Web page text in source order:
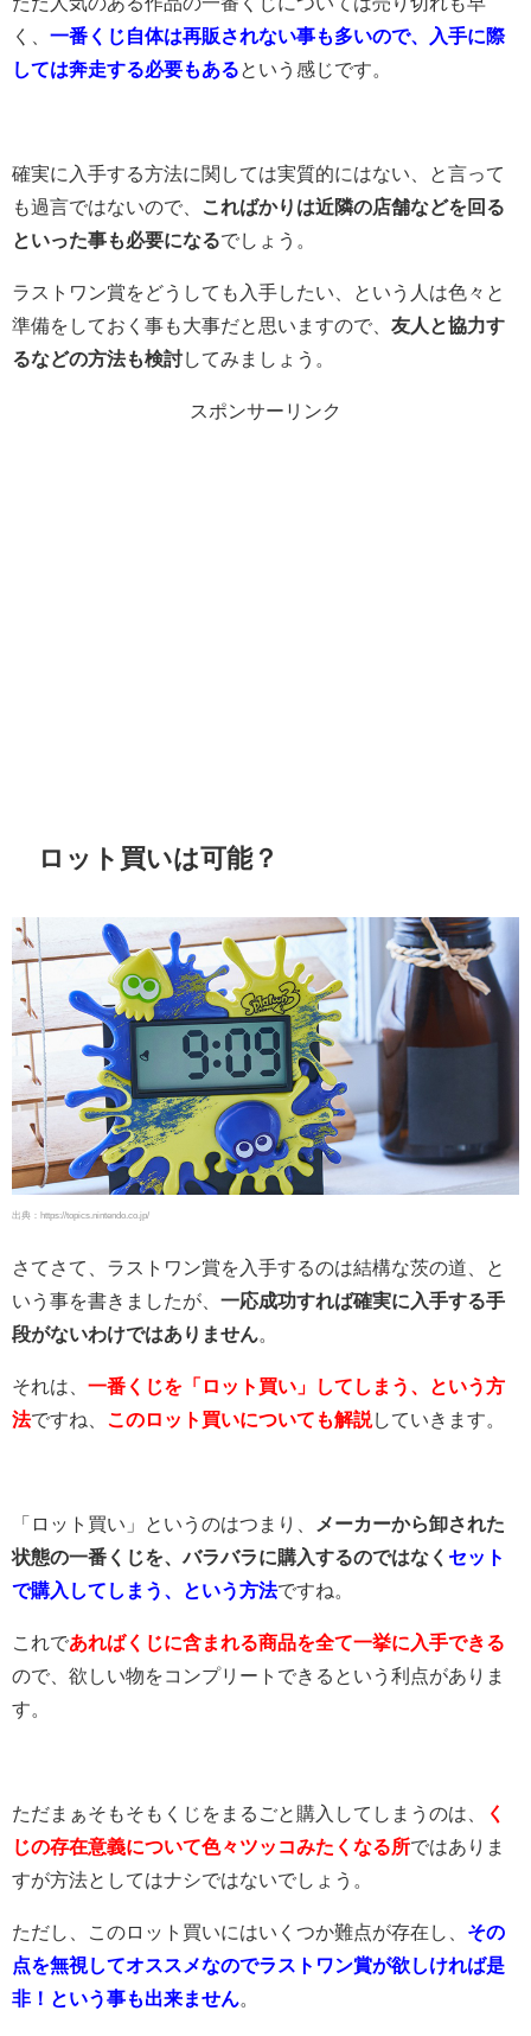
く、 一番くじ自体は再販されない事も多いので、入手に際
しては奔走する必要もある という感じです。
確実に入手する方法に関しては実質的にはない、と言って
も過言ではないので、
こればかりは近隣の店舗などを回る
といった事も必要になるでしょう。
ラストワン賞をどうしても入手したい、という人は色々と
準備をしておく事も大事だと思いますので、 友人と協力す
るなどの方法も検討してみましょう。
スポンサーリンク
ロット買いは可能？
出典：https://topics.nintendo.co.jp/
さてさて、ラストワン賞を入手するのは結構な茨の道、と
いう事を書きましたが、 一応成功すれば確実に入手する手
段がないわけではありません。
それは、 一番くじを「ロット買い」してしまう、という方
法ですね、 このロット買いについても解説していきます。
「ロット買い」というのはつまり、
メーカーから卸された
状態の一番くじを、バラバラに購入するのではなく セット
で購入してしまう、という方法ですね。
これであればくじに含まれる商品を全て一挙に入手できる
ので、欲しい物をコンプリートできるという利点がありま
す。
ただまぁそもそもくじをまるごと購入してしまうのは、
く
じの存在意義について色々ツッコみたくなる所ではありま
すが方法としてはナシではないでしょう。
ただし、このロット買いにはいくつか難点が存在し、 その
点を無視してオススメなのでラストワン賞が欲しければ是
非！という事も出来ません。